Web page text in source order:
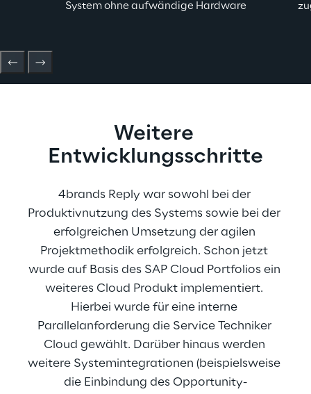
System ohne aufwändige Hardware
Weitere
Entwicklungsschritte
4brands Reply war sowohl bei der
Produktivnutzung des Systems sowie bei der
erfolgreichen Umsetzung der agilen
Projektmethodik erfolgreich. Schon jetzt
wurde auf Basis des SAP Cloud Portfolios ein
weiteres Cloud Produkt implementiert.
Hierbei wurde für eine interne
Parallelanforderung die Service Techniker
Cloud gewählt. Darüber hinaus werden
weitere Systemintegrationen (beispielsweise
die Einbindung des Opportunity-